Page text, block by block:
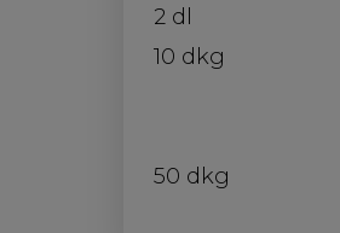
2 dl
10 dkg
50 dkg